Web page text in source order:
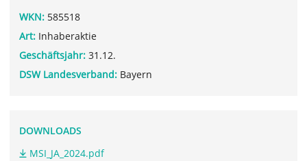
WKN: 585518
Art: Inhaberaktie
Geschäftsjahr: 31.12.
DSW Landesverband: Bayern
DOWNLOADS
MSI_JA_2024.pdf